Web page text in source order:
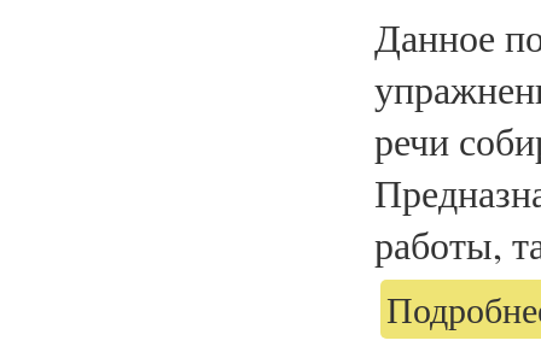
Данное
речи
работы,